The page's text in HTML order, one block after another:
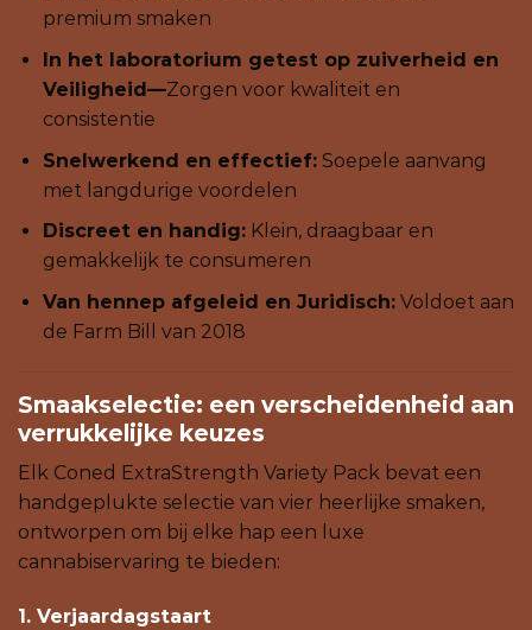
premium smaken
In het laboratorium getest op zuiverheid en
Veiligheid—Zorgen voor kwaliteit en
consistentie
Snelwerkend en effectief:Soepele aanvang
met langdurige voordelen
Discreet en handig:Klein, draagbaar en
gemakkelijk te consumeren
Van hennep afgeleid en Juridisch:Voldoet aan
de Farm Bill van 2018
Smaakselectie: een verscheidenheid aan
verrukkelijke keuzes
Elk Coned ExtraStrength Variety Pack bevat een
handgeplukte selectie van vier heerlijke smaken,
ontworpen om bij elke hap een luxe
cannabiservaring te bieden:
1. Verjaardagstaart